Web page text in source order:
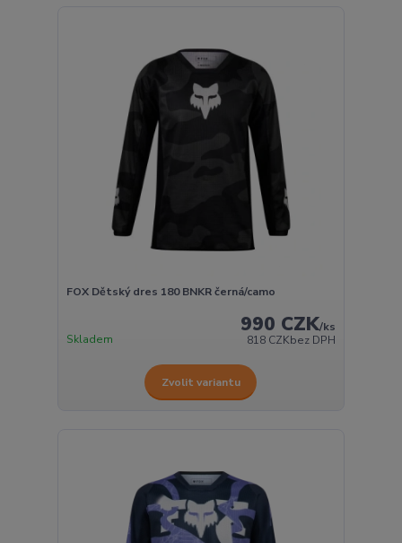
FOX Dětský dres 180 BNKR černá/camo
990 CZK/ks
818 CZKbez DPH
Skladem
Zvolit variantu